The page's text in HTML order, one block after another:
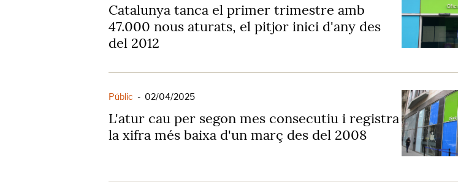
Catalunya tanca el primer trimestre amb
47.000 nous aturats, el pitjor inici d'any des
del 2012
Públic - 02/04/2025
L'atur cau per segon mes consecutiu i registra
la xifra més baixa d'un març des del 2008